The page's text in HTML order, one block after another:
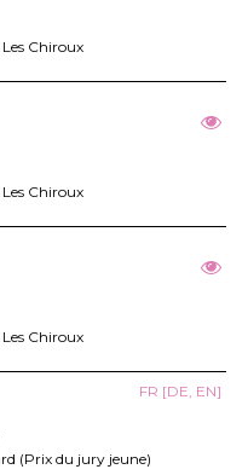
Chiroux
Chiroux
Chiroux
FR [DE, EN]
(Prix du jury jeune)